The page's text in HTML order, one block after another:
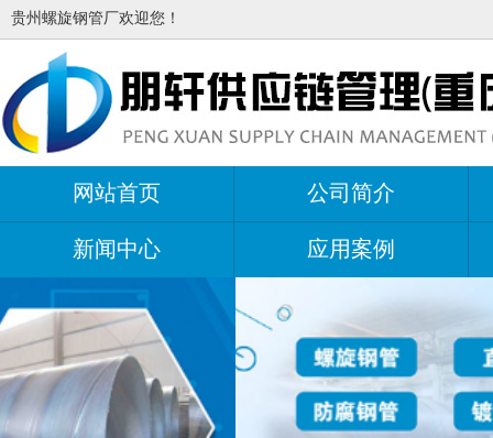
贵州螺旋钢管厂欢迎您！
网站首页 公司简介
新闻中心 应用案例